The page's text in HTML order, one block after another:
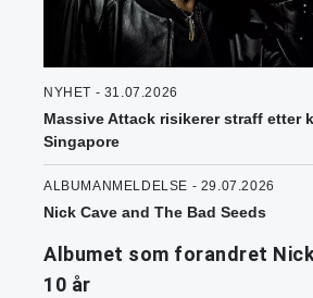
NYHET - 31.07.2026
Massive Attack risikerer straff etter
Singapore
ALBUMANMELDELSE - 29.07.2026
Nick Cave and The Bad Seeds
Albumet som forandret
10 år